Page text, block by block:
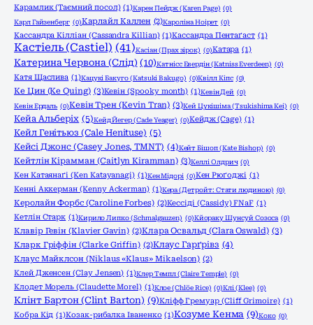
Карамлик (Таємний посол) (1)Карен Пейдж (Karen Page) (0)
Карл Гайзенберг (0)Карлайл Каллен (2)Кароліна Ноірет (0)
Кассандра Кілліан (Cassandra Killian) (1)Кассандра Пентаґаст (1)
Кастіель (Castiel) (41)Касіан (Прах зірок) (0)Катара (1)
Катерина Червона (Слід) (10)Катнісс Евердін (Katniss Everdeen) (0)
Катя Щаслива (1)Кацукі Бакуго (Katsuki Bakugo) (0)Квілл Кіпс (0)
Ке Цин (Ke Quing) (3)Кевін (Spooky month) (1)Кевін Дей (0)
Кевін Ердаль (0)Кевін Трен (Kevin Tran) (3)Кей Цукішіма (Tsukishima Kei) (0)
Кейа Альберіх (5)Кейд Йегер (Cade Yeager) (0)Кейдж (Cage) (1)
Кейл Генітьюз (Cale Henituse) (5)
Кейсі Джонс (Casey Jones, TMNT) (4)Кейт Бішоп (Kate Bishop) (0)
Кейтлін Кірамман (Caitlyn Kiramman) (3)Келлі Олдрич (0)
Кен Катаянаґі (Ken Katayanagi) (1)Кен Мідорі (0)Кен Рюґоджі (1)
Кенні Аккерман (Kenny Ackerman) (1)Кера (Детройт: Стати людиною) (0)
Керолайн Форбс (Caroline Forbes) (2)Кессіді (Cassidy) FNaF (1)
Кетлін Старк (1)Кирило Липко (Schmalgauzen) (0)Кйораку Шунсуй Созоса (0)
Клавір Гевін (Klavier Gavin) (2)Клара Освальд (Clara Oswald) (3)
Кларк Гріффін (Clarke Griffin) (2)Клаус Гарґрівз (4)
Клаус Майклсон (Niklaus «Klaus» Mikaelson) (2)
Клей Дженсен (Clay Jensen) (1)Клер Темпл (Claire Temple) (0)
Клодет Морель (Claudette Morel) (1)Клое (Chlöe Rice) (0)Клі (Klee) (0)
Клінт Бартон (Clint Barton) (9)Кліфф Гремуар (Cliff Grimoire) (1)
Кобра Кід (1)Козак-рибалка Іваненко (1)Козуме Кенма (9)Коко (0)